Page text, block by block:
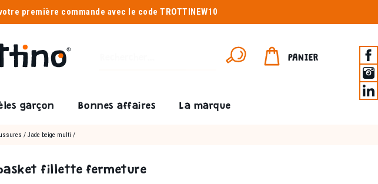
première commande avec le code TROTTINEW10
PANIER
garçon Bonnes affaires La marque
/ Jade beige multi /
fillette fermeture